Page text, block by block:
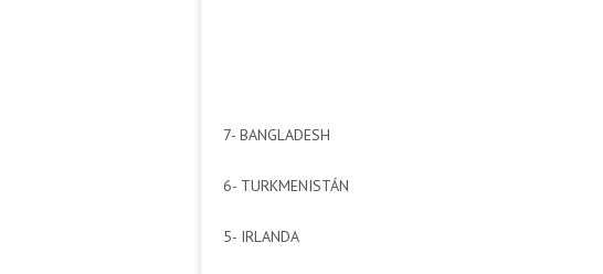
7- BANGLADESH
6- TURKMENISTÁN
5- IRLANDA